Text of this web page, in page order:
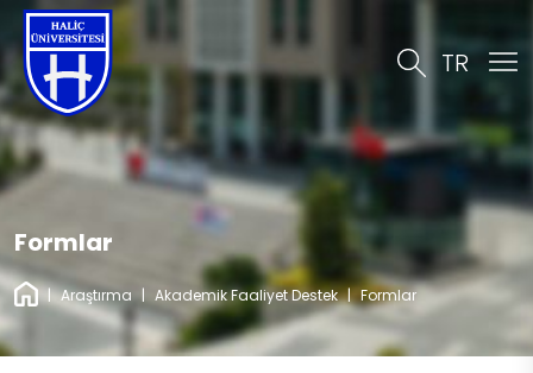
TR
Formlar
| Araştırma | Akademik Faaliyet Destek | Formlar